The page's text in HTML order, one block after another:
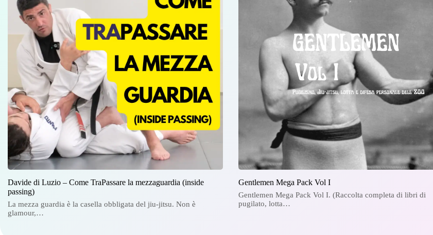
Davide di Luzio – Come TraPassare la mezzaguardia (inside
passing)
La mezza guardia è la casella obbligata del jiu-jitsu. Non è
glamour,…
Gentlemen Mega Pack Vol I
Gentlemen Mega Pack Vol I. (Raccolta completa di libri di
pugilato, lotta…